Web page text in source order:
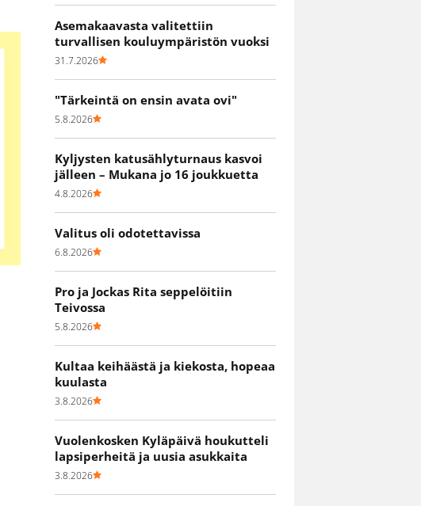
Asemakaavasta valitettiin
turvallisen kouluympäristön vuoksi
31.7.2026
"Tärkeintä on ensin avata ovi"
5.8.2026
Kyljysten katusählyturnaus kasvoi
jälleen – Mukana jo 16 joukkuetta
4.8.2026
Valitus oli odotettavissa
6.8.2026
Pro ja Jockas Rita seppelöitiin
Teivossa
5.8.2026
Kultaa keihäästä ja kiekosta, hopeaa
kuulasta
3.8.2026
Vuolenkosken Kyläpäivä houkutteli
lapsiperheitä ja uusia asukkaita
3.8.2026